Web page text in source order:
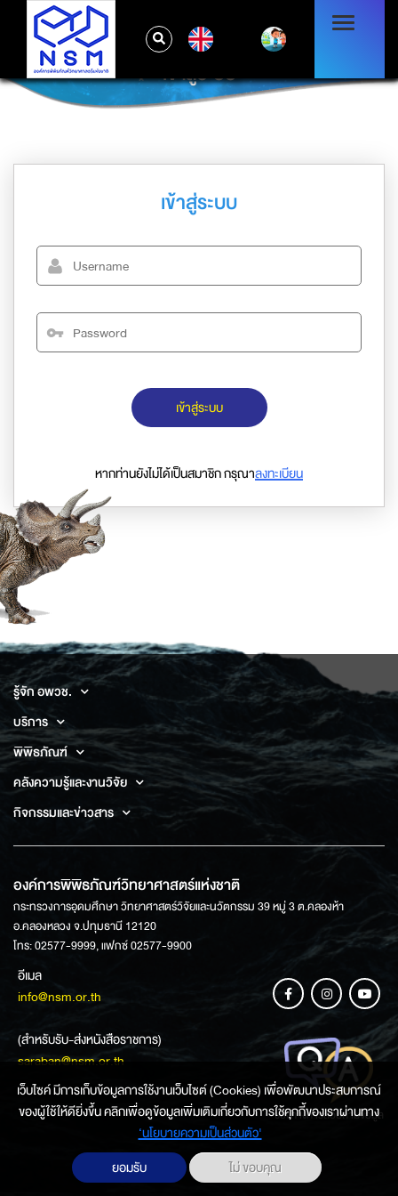
เข้าสู่ระบบ
เข้าสู่ระบบ
เข้าสู่ระบบ
หากท่านยังไม่ได้เป็นสมาชิก กรุณาลงทะเบียน
รู้จัก อพวช.
บริการ
พิพิธภัณฑ์
คลังความรู้และงานวิจัย
กิจกรรมและข่าวสาร
องค์การพิพิธภัณฑ์วิทยาศาสตร์แห่งชาติ
กระทรวงการอุดมศึกษา วิทยาศาสตร์วิจัยและนวัตกรรม 39 หมู่ 3 ต.คลองห้า
อ.คลองหลวง จ.ปทุมธานี 12120
โทร: 02577-9999, แฟกซ์ 02577-9900
อีเมล
info@nsm.or.th
(สำหรับรับ-ส่งหนังสือราชการ)
saraban@nsm.or.th
ช่องทางการสอบถามข้อมูล
เว็บไซค์ มีการเก็บข้อมูลการใช้งานเว็บไซต์ (Cookies) เพื่อพัฒนาประสบการณ์
ของผู้ใช้ให้ดียิ่งขึ้น คลิกเพื่อดูข้อมูลเพิ่มเติมเกี่ยวกับการใช้คุกกี้ของเราผ่านทาง
‘นโยบายความเป็นส่วนตัว'
ยอมรับ
ไม่ ขอบคุณ